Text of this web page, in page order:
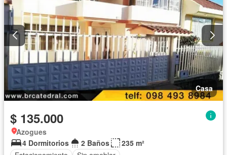
Casa
$ 135.000
Azogues
4 Dormitorios
2 Baños
235 m²